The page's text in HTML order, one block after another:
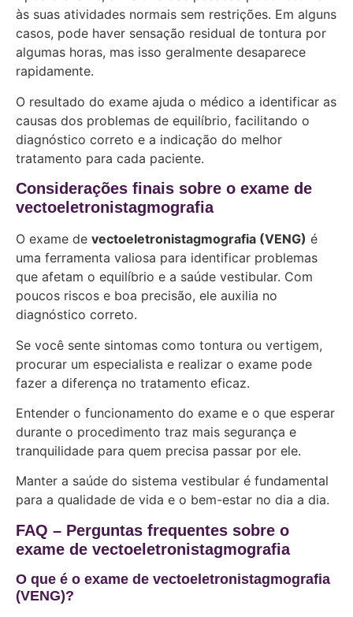
às suas atividades normais sem restrições. Em alguns
casos, pode haver sensação residual de tontura por
algumas horas, mas isso geralmente desaparece
rapidamente.
O resultado do exame ajuda o médico a identificar as
causas dos problemas de equilíbrio, facilitando o
diagnóstico correto e a indicação do melhor
tratamento para cada paciente.
Considerações finais sobre o exame de
vectoeletronistagmografia
O exame de vectoeletronistagmografia (VENG) é
uma ferramenta valiosa para identificar problemas
que afetam o equilíbrio e a saúde vestibular. Com
poucos riscos e boa precisão, ele auxilia no
diagnóstico correto.
Se você sente sintomas como tontura ou vertigem,
procurar um especialista e realizar o exame pode
fazer a diferença no tratamento eficaz.
Entender o funcionamento do exame e o que esperar
durante o procedimento traz mais segurança e
tranquilidade para quem precisa passar por ele.
Manter a saúde do sistema vestibular é fundamental
para a qualidade de vida e o bem-estar no dia a dia.
FAQ – Perguntas frequentes sobre o
exame de vectoeletronistagmografia
O que é o exame de vectoeletronistagmografia
(VENG)?